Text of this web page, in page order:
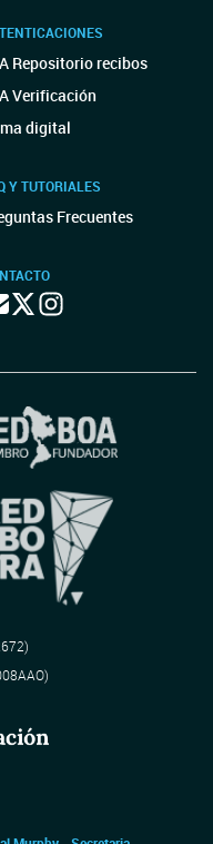
Repositorio recibos
Verificación
digital
Y TUTORIALES
Frecuentes